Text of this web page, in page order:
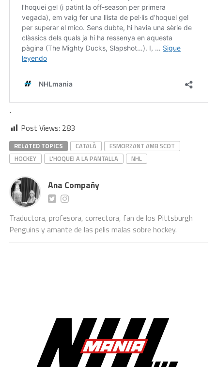
.
Post Views: 283
RELATED TOPICS CATALÀ
ESMORZANT AMB SCOT
HOCKEY
L'HOQUEI A LA PANTALLA NHL
Ana Compañy
Traductora, profesora, correctora, fan de los Pittsburgh
Penguins y amante de las pelis malas sobre hockey.